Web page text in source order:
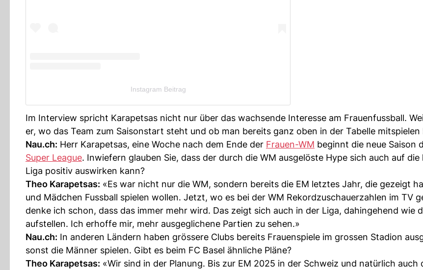
Instagram Beitrag
Im Interview spricht Karapetsas nicht nur über das wachsende Interesse am Frauenfussball.
er, wo das Team zum Saisonstart steht und ob man bereits ganz oben in der Tabelle mitspielen
Nau.ch: Herr Karapetsas, eine Woche nach dem Ende der Frauen-WM beginnt die neue Saison
Super League. Inwiefern glauben Sie, dass der durch die WM ausgelöste Hype sich auch auf die
Liga positiv auswirken kann?
Theo Karapetsas: «Es war nicht nur die WM, sondern bereits die EM letztes Jahr, die gezeigt
und Mädchen Fussball spielen wollen. Jetzt, wo es bei der WM Rekordzuschauerzahlen im TV
denke ich schon, dass das immer mehr wird. Das zeigt sich auch in der Liga, dahingehend wie
aufstellen. Ich erhoffe mir, mehr ausgeglichene Partien zu sehen.»
Nau.ch: In anderen Ländern haben grössere Clubs bereits Frauenspiele im grossen Stadion
sonst die Männer spielen. Gibt es beim FC Basel ähnliche Pläne?
Theo Karapetsas: «Wir sind in der Planung. Bis zur EM 2025 in der Schweiz und natürlich auch